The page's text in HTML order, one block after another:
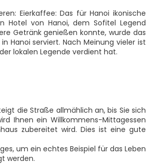
Eierkaffee: Das für Hanoi ikonische
Hotel von Hanoi, dem Sofitel Legend
Getränk genießen konnte, wurde das
Hanoi serviert. Nach Meinung vieler ist
lokalen Legende verdient hat.
die Straße allmählich an, bis Sie sich
Ihnen ein Willkommens-Mittagessen
zubereitet wird. Dies ist eine gute
um ein echtes Beispiel für das Leben
werden.